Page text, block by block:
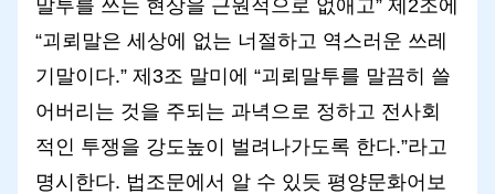
말투를 쓰는 현상을 근원적으로 없애고” 제2조에
“괴뢰말은 세상에 없는 너절하고 역스러운 쓰레
기말이다.” 제3조 말미에 “괴뢰말투를 말끔히 쓸
어버리는 것을 주되는 과녁으로 정하고 전사회
적인 투쟁을 강도높이 벌려나가도록 한다.”라고
명시한다. 법조문에서 알 수 있듯 평양문화어보